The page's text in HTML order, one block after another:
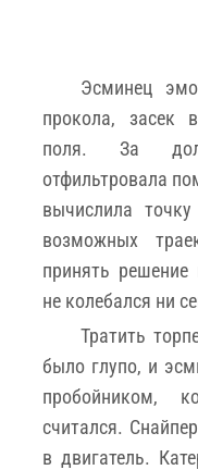
Эсминец
прокола, засек
поля. За
отфильтровала
вычислила
возможных
принять
не колебался ни
Тратить
было глупо, и
пробойником,
считался.
в двигатель.